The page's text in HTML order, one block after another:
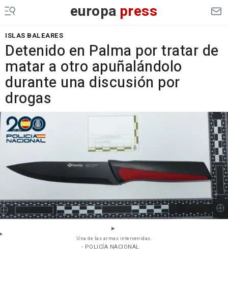
europa press
ISLAS BALEARES
Detenido en Palma por tratar de
matar a otro apuñalándolo
durante una discusión por
drogas
Una de las armas intervenidas.
- POLICÍA NACIONAL